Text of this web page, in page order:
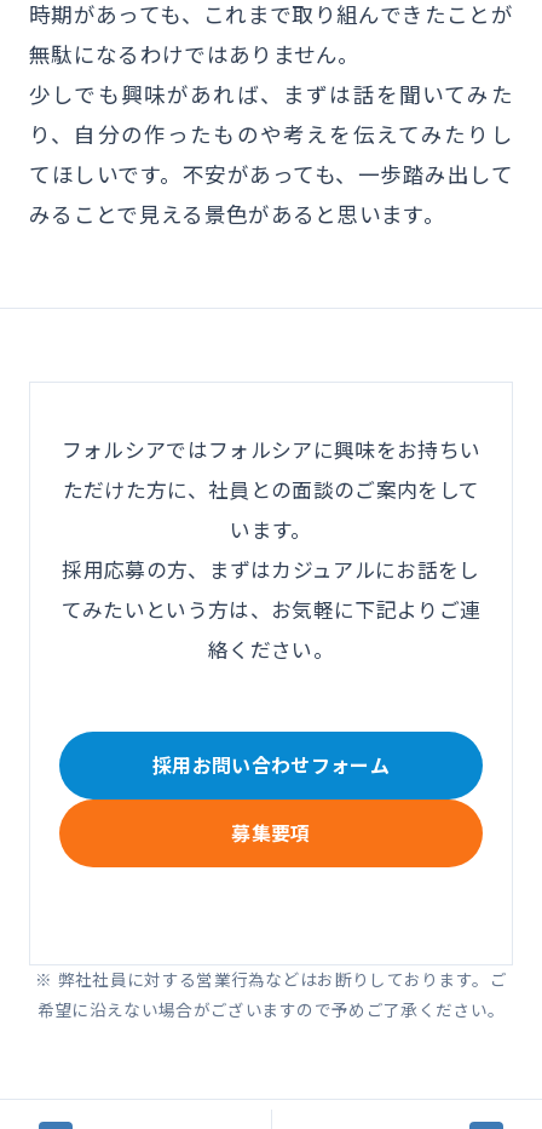
時期があっても、これまで取り組んできたことが
無駄になるわけではありません。
少しでも興味があれば、まずは話を聞いてみた
り、自分の作ったものや考えを伝えてみたりし
てほしいです。不安があっても、一歩踏み出して
みることで見える景色があると思います。
フォルシアではフォルシアに興味をお持ちい
ただけた方に、社員との面談のご案内をして
います。
採用応募の方、まずはカジュアルにお話をし
てみたいという方は、お気軽に下記よりご連
絡ください。
採用お問い合わせフォーム
募集要項
※ 弊社社員に対する営業行為などはお断りしております。ご
希望に沿えない場合がございますので予めご了承ください。